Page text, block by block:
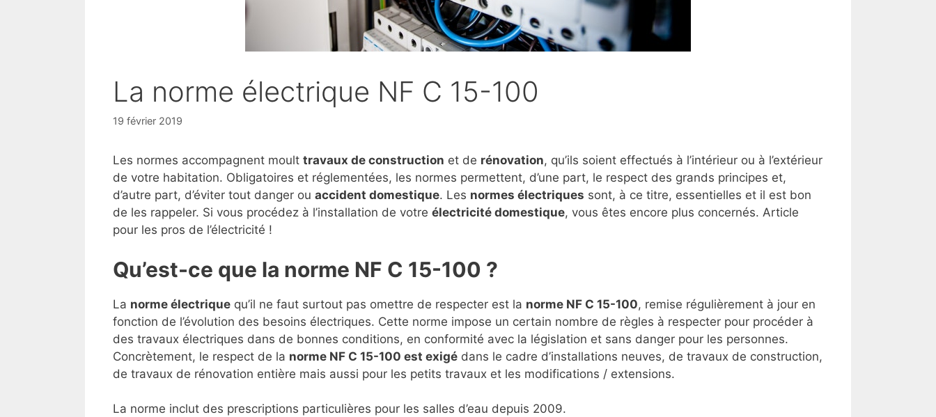
La norme électrique NF C 15-100
19 février 2019
Les normes accompagnent moult travaux de construction et de rénovation, qu’ils soient effectués à l’intérieur ou à l’extérieur
de votre habitation. Obligatoires et réglementées, les normes permettent, d’une part, le respect des grands principes et,
d’autre part, d’éviter tout danger ou accident domestique. Les normes électriques sont, à ce titre, essentielles et il est bon
de les rappeler. Si vous procédez à l’installation de votre électricité domestique, vous êtes encore plus concernés. Article
pour les pros de l’électricité !
Qu’est-ce que la norme NF C 15-100 ?
La norme électrique qu’il ne faut surtout pas omettre de respecter est la norme NF C 15-100, remise régulièrement à jour en
fonction de l’évolution des besoins électriques. Cette norme impose un certain nombre de règles à respecter pour procéder à
des travaux électriques dans de bonnes conditions, en conformité avec la législation et sans danger pour les personnes.
Concrètement, le respect de la norme NF C 15-100 est exigé dans le cadre d’installations neuves, de travaux de construction,
de travaux de rénovation entière mais aussi pour les petits travaux et les modifications / extensions.
La norme inclut des prescriptions particulières pour les salles d’eau depuis 2009.